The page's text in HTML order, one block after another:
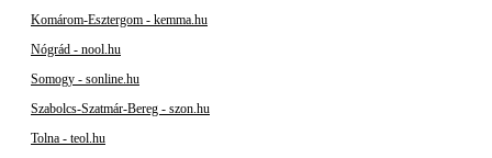
Komárom-Esztergom - kemma.hu
Nógrád - nool.hu
Somogy - sonline.hu
Szabolcs-Szatmár-Bereg - szon.hu
Tolna - teol.hu